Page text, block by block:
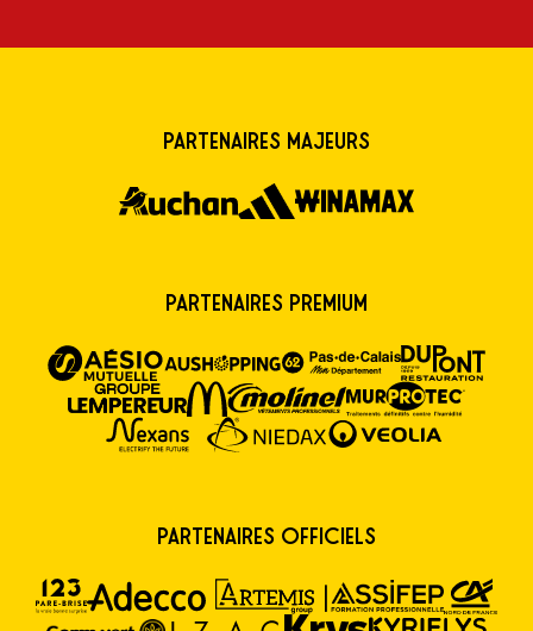
Partenaires majeurs
Partenaires premium
Partenaires Officiels